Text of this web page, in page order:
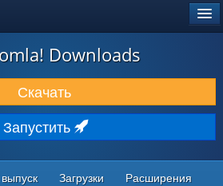
Downloads
Скачать
Запустить
Загрузки Расширения